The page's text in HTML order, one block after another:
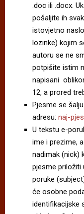
.doc ili .docx.
pošaljite ih
istovjetno
lozinke) kojim
autoru se ne
potpišite istim
napisani
12, a prored
Pjesme se
adresu: naj-
U tekstu e-
ime i prezime,
nadimak (nick)
pjesme priložiti
poruke
će osobne
identifikacijske